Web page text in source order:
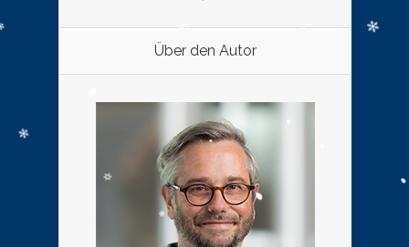
Über den Autor